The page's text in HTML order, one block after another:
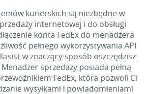
kurierskich są niezbędne w
internetowej i do obsługi
konta FedEx do menadżera
pełnego wykorzystywania API
w znaczący sposób oszczędzisz
sprzedaży posiada pełną
FedEx, która pozwoli Ci
wysyłkami i powiadomieniami